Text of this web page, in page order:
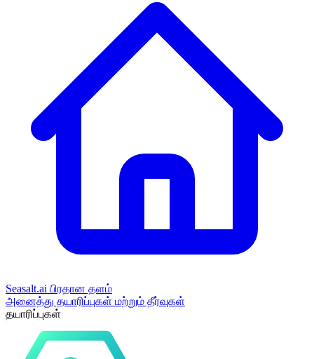
Seasalt.ai பிரதான தளம்
அனைத்து தயாரிப்புகள் மற்றும் தீர்வுகள்
தயாரிப்புகள்